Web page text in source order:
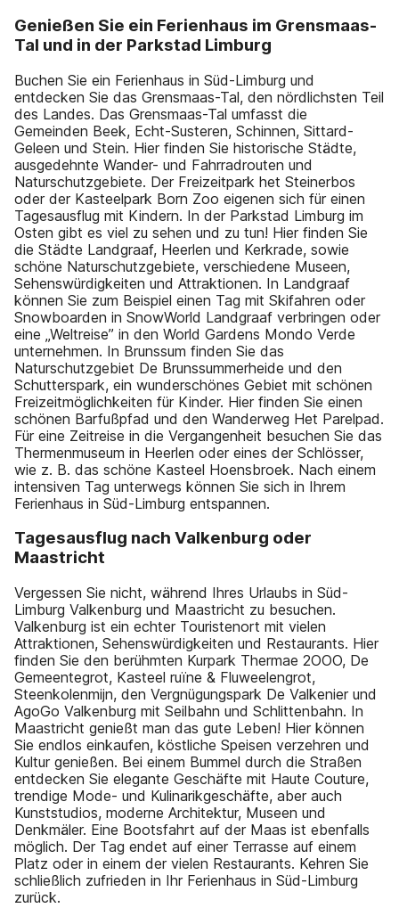
Genießen Sie ein Ferienhaus im Grensmaas-
Tal und in der Parkstad Limburg
Buchen Sie ein Ferienhaus in Süd-Limburg und
entdecken Sie das Grensmaas-Tal, den nördlichsten Teil
des Landes. Das Grensmaas-Tal umfasst die
Gemeinden Beek, Echt-Susteren, Schinnen, Sittard-
Geleen und Stein. Hier finden Sie historische Städte,
ausgedehnte Wander- und Fahrradrouten und
Naturschutzgebiete. Der Freizeitpark het Steinerbos
oder der Kasteelpark Born Zoo eigenen sich für einen
Tagesausflug mit Kindern. In der Parkstad Limburg im
Osten gibt es viel zu sehen und zu tun! Hier finden Sie
die Städte Landgraaf, Heerlen und Kerkrade, sowie
schöne Naturschutzgebiete, verschiedene Museen,
Sehenswürdigkeiten und Attraktionen. In Landgraaf
können Sie zum Beispiel einen Tag mit Skifahren oder
Snowboarden in SnowWorld Landgraaf verbringen oder
eine „Weltreise” in den World Gardens Mondo Verde
unternehmen. In Brunssum finden Sie das
Naturschutzgebiet De Brunssummerheide und den
Schutterspark, ein wunderschönes Gebiet mit schönen
Freizeitmöglichkeiten für Kinder. Hier finden Sie einen
schönen Barfußpfad und den Wanderweg Het Parelpad.
Für eine Zeitreise in die Vergangenheit besuchen Sie das
Thermenmuseum in Heerlen oder eines der Schlösser,
wie z. B. das schöne Kasteel Hoensbroek. Nach einem
intensiven Tag unterwegs können Sie sich in Ihrem
Ferienhaus in Süd-Limburg entspannen.
Tagesausflug nach Valkenburg oder
Maastricht
Vergessen Sie nicht, während Ihres Urlaubs in Süd-
Limburg Valkenburg und Maastricht zu besuchen.
Valkenburg ist ein echter Touristenort mit vielen
Attraktionen, Sehenswürdigkeiten und Restaurants. Hier
finden Sie den berühmten Kurpark Thermae 2OOO, De
Gemeentegrot, Kasteel ruïne & Fluweelengrot,
Steenkolenmijn, den Vergnügungspark De Valkenier und
AgoGo Valkenburg mit Seilbahn und Schlittenbahn. In
Maastricht genießt man das gute Leben! Hier können
Sie endlos einkaufen, köstliche Speisen verzehren und
Kultur genießen. Bei einem Bummel durch die Straßen
entdecken Sie elegante Geschäfte mit Haute Couture,
trendige Mode- und Kulinarikgeschäfte, aber auch
Kunststudios, moderne Architektur, Museen und
Denkmäler. Eine Bootsfahrt auf der Maas ist ebenfalls
möglich. Der Tag endet auf einer Terrasse auf einem
Platz oder in einem der vielen Restaurants. Kehren Sie
schließlich zufrieden in Ihr Ferienhaus in Süd-Limburg
zurück.